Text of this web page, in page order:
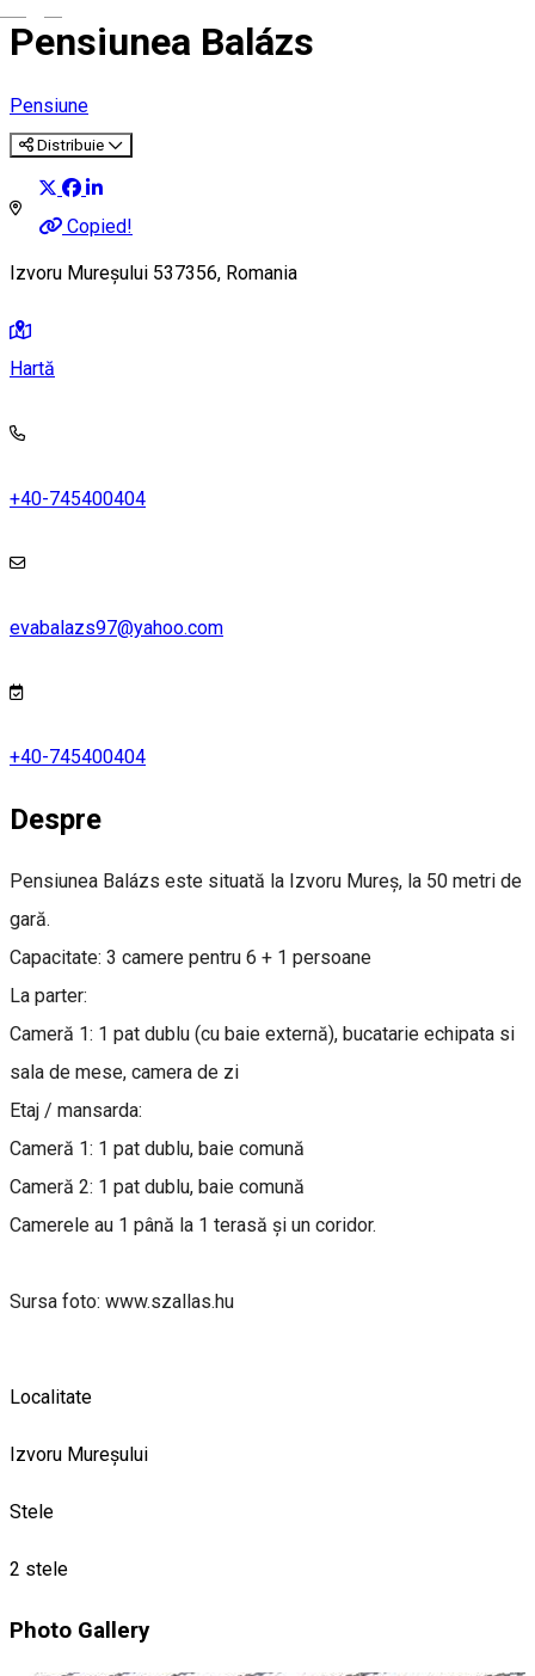
Pensiunea Balázs
Pensiune
Distribuie
Copied!
Izvoru Mureșului 537356, Romania
Hartă
+40-745400404
evabalazs97@yahoo.com
+40-745400404
Despre
Pensiunea Balázs este situată la Izvoru Mureș, la 50 metri de
gară.
Capacitate: 3 camere pentru 6 + 1 persoane
La parter:
Cameră 1: 1 pat dublu (cu baie externă), bucatarie echipata si
sala de mese, camera de zi
Etaj / mansarda:
Cameră 1: 1 pat dublu, baie comună
Cameră 2: 1 pat dublu, baie comună
Camerele au 1 până la 1 terasă și un coridor.
Sursa foto: www.szallas.hu
Localitate
Izvoru Mureșului
Stele
2 stele
Photo Gallery